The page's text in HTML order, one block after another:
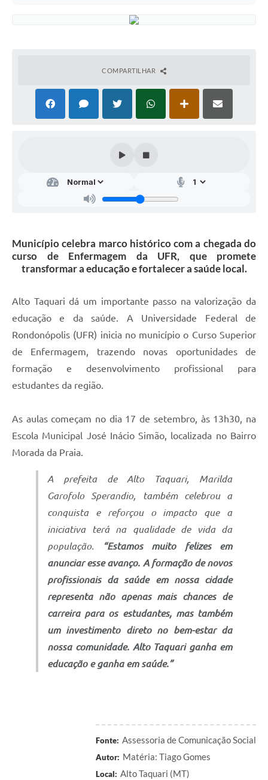
COMPARTILHAR
Município celebra marco histórico com a chegada do
curso de Enfermagem da UFR, que promete
transformar a educação e fortalecer a saúde local.
Alto Taquari dá um importante passo na valorização da
educação e da saúde. A Universidade Federal de
Rondonópolis (UFR) inicia no município o Curso Superior
de Enfermagem, trazendo novas oportunidades de
formação e desenvolvimento profissional para
estudantes da região.
As aulas começam no dia 17 de setembro, às 13h30, na
Escola Municipal José Inácio Simão, localizada no Bairro
Morada da Praia.
A prefeita de Alto Taquari, Marilda
Garofolo Sperandio, também celebrou a
conquista e reforçou o impacto que a
iniciativa terá na qualidade de vida da
população.
“Estamos muito felizes em
anunciar esse avanço. A formação de novos
profissionais da saúde em nossa cidade
representa não apenas mais chances de
carreira para os estudantes, mas também
um investimento direto no bem-estar da
nossa comunidade. Alto Taquari ganha em
educação e ganha em saúde.”
Fonte: Assessoria de Comunicação Social
Autor: Matéria: Tiago Gomes
Local: Alto Taquari (MT)